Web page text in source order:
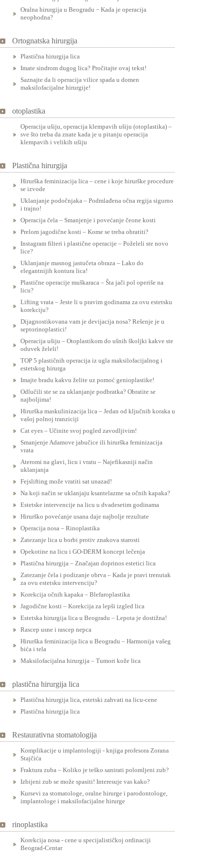
Oralna hirurgija u Beogradu − Kada je operacija
neophodna?
Ortognatska hirurgija
Plastična hirurgija lica
Imate sindrom dugog lica? Pročitajte ovaj tekst!
Saznajte da li operacija vilice spada u domen
maksilofacijalne hirurgije!
otoplastika
Operacija ušiju, operacija klempavih ušiju (otoplastika) –
sve što treba da znate kada je u pitanju operacija
klempavih i velikih ušiju
Plastična hirurgija
Hirurška feminizacija lica – cene i koje hirurške procedure
se izvode
Uklanjanje podočnjaka – Podmlađena očna regija sigurno
i trajno!
Operacija čela – Smanjenje i povećanje čeone kosti
Prelom jagodične kosti – Kome se treba obratiti?
Instagram filteri i plastične operacije – Poželeli ste novo
lice?
Uklanjanje masnog jastučeta obraza – Lako do
elegantnijih kontura lica!
Plastične operacije muškaraca – Šta jači pol operiše na
licu?
Lifting vrata – Jeste li u pravim godinama za ovu estetsku
korekciju?
Dijagnostikovana vam je devijacija nosa? Rešenje je u
septorinoplastici!
Operacija ušiju – Otoplastikom do ušnih školjki kakve ste
oduvek želeli!
TOP 5 plastičnih operacija iz ugla maksilofacijalnog i
estetskog hirurga
Imajte bradu kakvu želite uz pomoć genioplastike!
Odlučili ste se za uklanjanje podbratka? Obratite se
najboljima!
Hirurška maskulinizacija lica – Jedan od ključnih koraka u
vašoj polnoj tranziciji
Cat eyes – Učinite svoj pogled zavodljivim!
Smanjenje Adamove jabučice ili hirurška feminizacija
vrata
Ateromi na glavi, licu i vratu – Najefikasniji način
uklanjanja
Fejslifting može vratiti sat unazad!
Na koji način se uklanjaju ksantelazme sa očnih kapaka?
Estetske intervencije na licu u dvadesetim godinama
Hirurško povećanje usana daje najbolje rezultate
Operacija nosa – Rinoplastika
Zatezanje lica u borbi protiv znakova starosti
Opekotine na licu i GO-DERM koncept lečenja
Plastična hirurgija – Značajan doprinos estetici lica
Zatezanje čela i podizanje obrva – Kada je pravi trenutak
za ovu estetsku intervenciju?
Korekcija očnih kapaka – Blefaroplastika
Jagodične kosti – Korekcija za lepši izgled lica
Estetska hirurgija lica u Beogradu – Lepota je dostižna!
Rascep usne i rascep nepca
Hirurška feminizacija lica u Beogradu – Harmonija vašeg
bića i tela
Maksilofacijalna hirurgija – Tumori kože lica
plastična hirurgija lica
Plastična hirurgija lica, estetski zahvati na licu-cene
Plastična hirurgija lica
Restaurativna stomatologija
Komplikacije u implantologiji - knjiga profesora Zorana
Stajčića
Fraktura zuba – Koliko je teško sanirati polomljeni zub?
Izbijeni zub se može spasiti! Interesuje vas kako?
Kursevi za stomatologe, oralne hirurge i parodontologe,
implantologe i maksilofacijalne hirurge
rinoplastika
Korekcija nosa - cene u specijalističkoj ordinaciji
Beograd-Centar